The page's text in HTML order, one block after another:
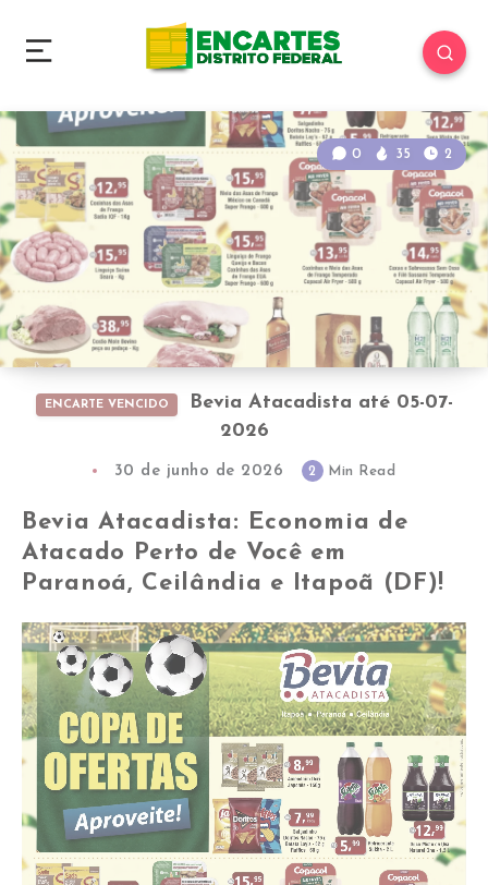
0 35 2
ENCARTE VENCIDO
Bevia Atacadista até 05-07-
2026
30 de junho de 2026 2 Min Read
Bevia Atacadista: Economia de
Atacado Perto de Você em
Paranoá, Ceilândia e Itapoã (DF)!